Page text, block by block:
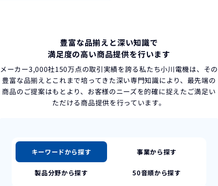
豊富な品揃えと深い知識で
満足度の高い商品提供を行います
メーカー3,000社150万点の取引実績を誇る私たち小川電機は、 その
豊富な品揃えとこれまで培ってきた深い専門知識により、最先端の
商品のご提案はもとより、 お客様のニーズを的確に捉えたご満足い
ただける商品提供を行っています。
キーワードから探す 事業から探す
製品分野から探す 50音順から探す